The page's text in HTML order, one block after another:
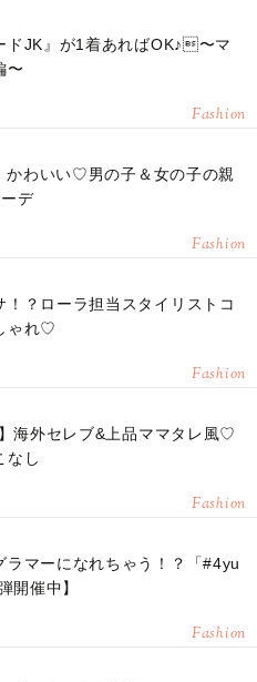
ドJK』が1着あればOK♪〜マ
〜
Fashion
かわいい♡男の子＆女の子の親
デ
Fashion
！？ローラ担当スタイリストコ
ゃれ♡
Fashion
海外セレブ&上品ママタレ風♡
なし
Fashion
ラマーになれちゃう！？「#4yu
開催中】
Fashion